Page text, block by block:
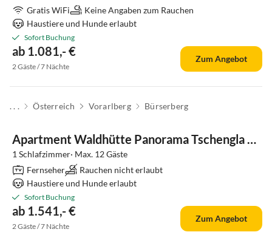
Gratis WiFi
Keine Angaben zum Rauchen
Haustiere und Hunde erlaubt
Sofort Buchung
ab 1.081,- €
2 Gäste / 7 Nächte
Zum Angebot
. . . Österreich Vorarlberg Bürserberg
Apartment Waldhütte Panorama Tschengla by A-Appartments
1 Schlafzimmer· Max. 12 Gäste
Fernseher
Rauchen nicht erlaubt
Haustiere und Hunde erlaubt
Sofort Buchung
ab 1.541,- €
2 Gäste / 7 Nächte
Zum Angebot